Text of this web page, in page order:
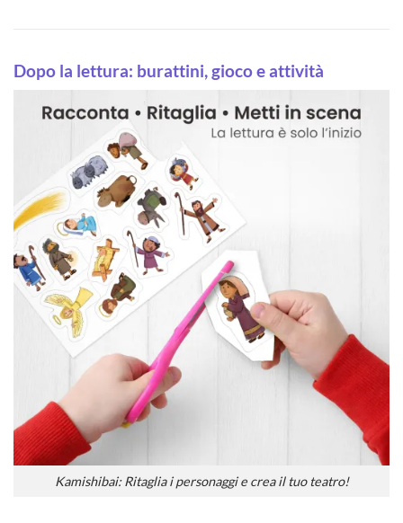
Dopo la lettura: burattini, gioco e attività
Kamishibai: Ritaglia i personaggi e crea il tuo teatro!